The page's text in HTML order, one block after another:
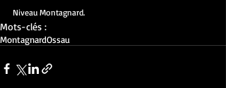
Niveau Montagnard.
Mots-clés :
MontagnardOssau